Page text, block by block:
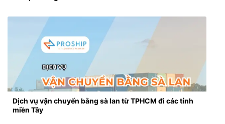
Dịch vụ vận chuyển bằng sà lan từ TPHCM đi các tỉnh
miền Tây